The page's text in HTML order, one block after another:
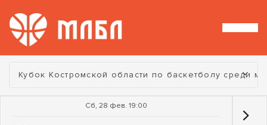
Турнир:
Кубок Костромской области по баскетболу среди
Сб, 28 фев. 19:00